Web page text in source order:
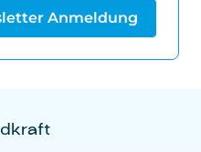
Anmeldung